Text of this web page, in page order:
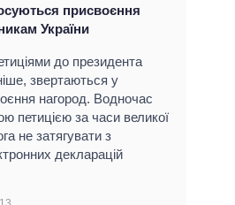
присвоєння
України
до президента
звертаються у
нагород. Водночас
петицією за часи великої
не затягувати з
декларацій